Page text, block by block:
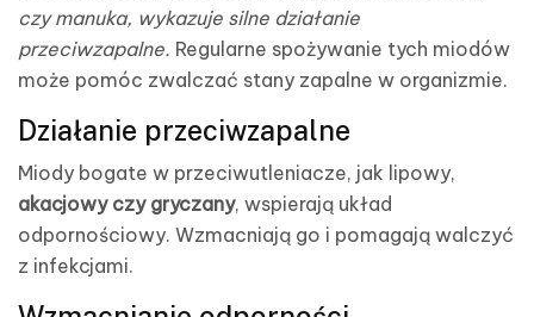
czy manuka, wykazuje silne działanie
przeciwzapalne. Regularne spożywanie tych miodów
może pomóc zwalczać stany zapalne w organizmie.
Działanie przeciwzapalne
Miody bogate w przeciwutleniacze, jak lipowy,
akacjowy czy gryczany, wspierają układ
odpornościowy. Wzmacniają go i pomagają walczyć
z infekcjami.